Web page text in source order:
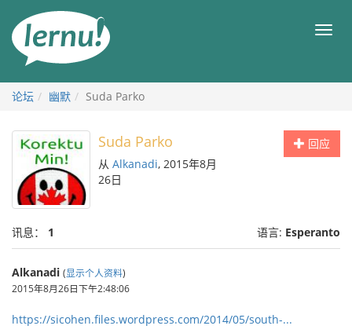
目
论坛 幽默 Suda Parko
回应
Suda Parko
从 Alkanadi, 2015年8月
26日
讯息： 1 语言: Esperanto
Alkanadi (显示个人资料)
2015年8月26日下午2:48:06
https://sicohen.files.wordpress.com/2014/05/south-...